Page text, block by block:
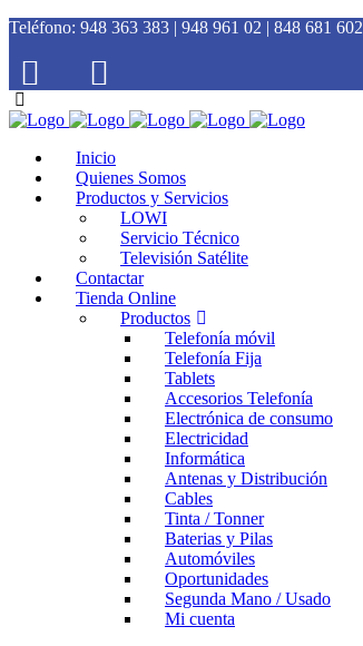
Teléfono: 948 363 383 | 948 961 02 | 848 681 602
Inicio
Quienes Somos
Productos y Servicios
LOWI
Servicio Técnico
Televisión Satélite
Contactar
Tienda Online
Productos
Telefonía móvil
Telefonía Fija
Tablets
Accesorios Telefonía
Electrónica de consumo
Electricidad
Informática
Antenas y Distribución
Cables
Tinta / Tonner
Baterias y Pilas
Automóviles
Oportunidades
Segunda Mano / Usado
Mi cuenta